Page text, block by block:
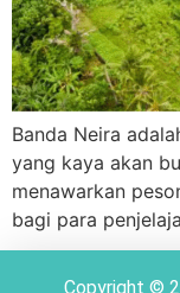
Banda Neira
yang kaya akan
menawarkan
bagi para
Copyright ©